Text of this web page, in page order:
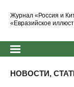
Журнал «Россия и
«Евразийское
НОВОСТИ,